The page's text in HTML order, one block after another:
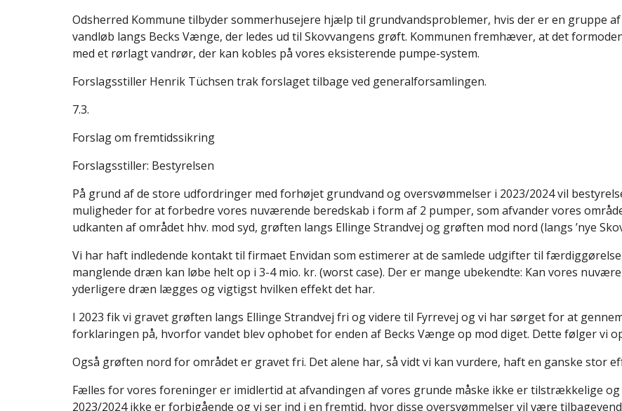
Odsherred Kommune tilbyder sommerhusejere hjælp til grundvandsproblemer, hvis der er en gruppe
vandløb langs Becks Vænge, der ledes ud til Skovvangens grøft. Kommunen fremhæver, at det
med et rørlagt vandrør, der kan kobles på vores eksisterende pumpe-system.
Forslagsstiller Henrik Tüchsen trak forslaget tilbage ved generalforsamlingen.
7.3.
Forslag om fremtidssikring
Forslagsstiller: Bestyrelsen
På grund af de store udfordringer med forhøjet grundvand og oversvømmelser i 2023/2024 vil
muligheder for at forbedre vores nuværende beredskab i form af 2 pumper, som afvander vores
udkanten af området hhv. mod syd, grøften langs Ellinge Strandvej og grøften mod nord (langs ’nye
Vi har haft indledende kontakt til firmaet Envidan som estimerer at de samlede udgifter til
manglende dræn kan løbe helt op i 3-4 mio. kr. (worst case). Der er mange ubekendte: Kan vores
yderligere dræn lægges og vigtigst hvilken effekt det har.
I 2023 fik vi gravet grøften langs Ellinge Strandvej fri og videre til Fyrrevej og vi har sørget for at
forklaringen på, hvorfor vandet blev ophobet for enden af Becks Vænge op mod diget. Dette følger vi
Også grøften nord for området er gravet fri. Det alene har, så vidt vi kan vurdere, haft en ganske stor
Fælles for vores foreninger er imidlertid at afvandingen af vores grunde måske ikke er tilstrækkelige
2023/2024 ikke er forbigående og vi ser ind i en fremtid, hvor disse oversvømmelser vil være